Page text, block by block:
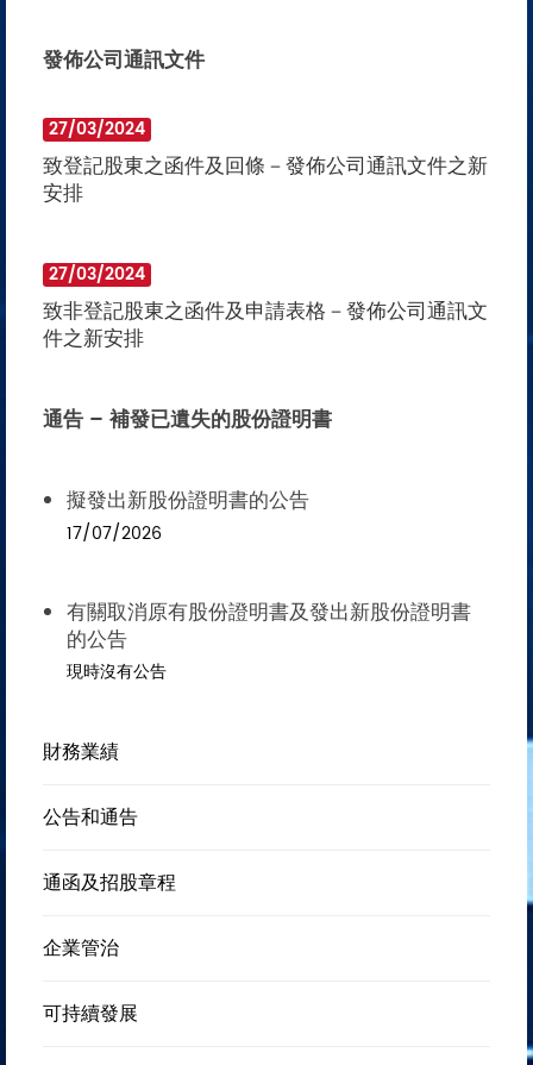
發佈公司通訊文件
27/03/2024
致登記股東之函件及回條－發佈公司通訊文件之新
安排
27/03/2024
致非登記股東之函件及申請表格－發佈公司通訊文
件之新安排
通告 – 補發已遺失的股份證明書
擬發出新股份證明書的公告
17/07/2026
有關取消原有股份證明書及發出新股份證明書
的公告
現時沒有公告
財務業績
公告和通告
通函及招股章程
企業管治
可持續發展